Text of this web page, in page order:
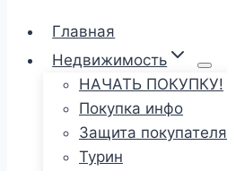
Главная
Недвижимость
НАЧАТЬ ПОКУПКУ!
Покупка инфо
Защита покупателя
Турин